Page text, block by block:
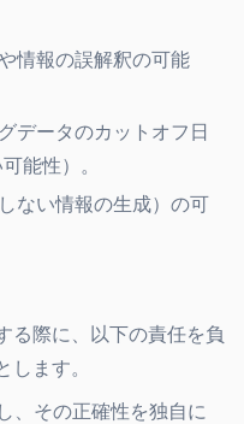
情報の誤解釈の可能
データのカットオフ日
能性）。
ない情報の生成）の可
る際に、以下の責任を負
ます。
、その正確性を独自に